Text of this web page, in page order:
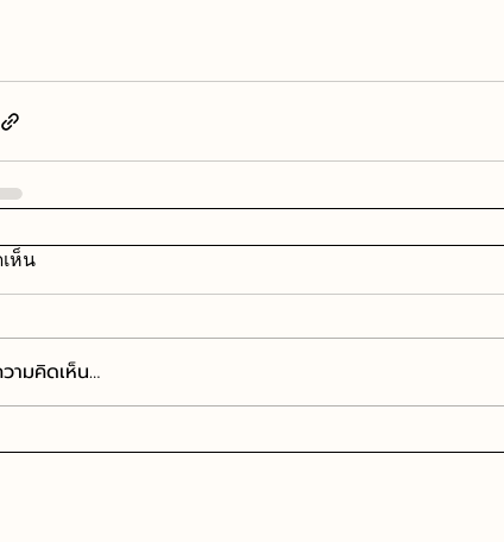
ห็น
ามคิดเห็น…